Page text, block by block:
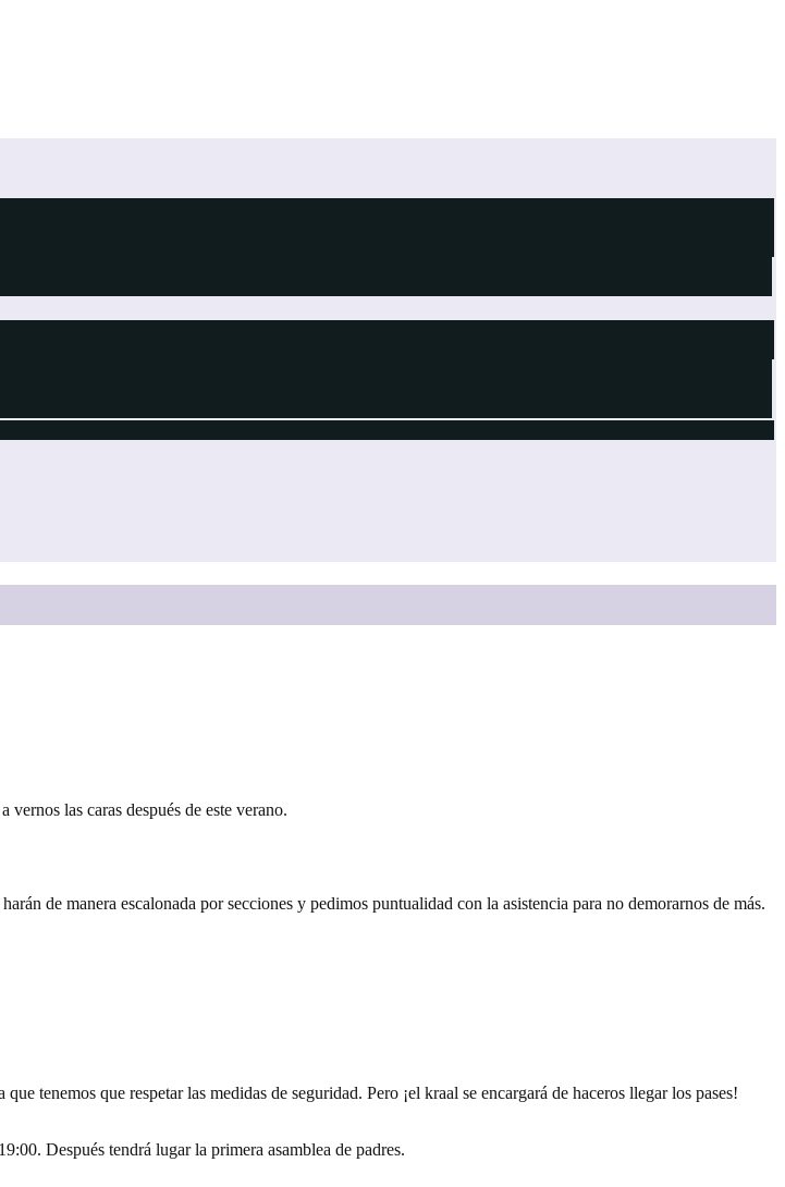
las caras después de este verano.
de manera escalonada por secciones y pedimos puntualidad con la asistencia para no demorarnos de más.
tenemos que respetar las medidas de seguridad. Pero ¡el kraal se encargará de haceros llegar los pases!
Después tendrá lugar la primera asamblea de padres.